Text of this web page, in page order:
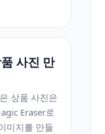
사진 만
상품 사진은
Eraser로
미지를 만들